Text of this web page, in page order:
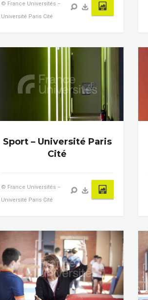
© France Universités –
Université Paris Cité
Sport – Université Paris
Cité
© France Universités –
Université Paris Cité